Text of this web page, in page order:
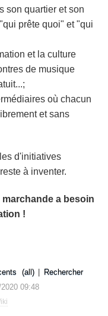
son quartier et son
prête quoi" et "qui
et la culture
de musique
où chacun
et sans
d'initiatives
à inventer.
a besoin
!
(all)
Rechercher
09:48